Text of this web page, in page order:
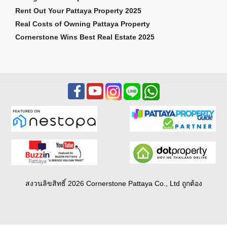
Rent Out Your Pattaya Property 2025
Real Costs of Owning Pattaya Property
Cornerstone Wins Best Real Estate 2025
สงวนลิขสิทธิ์ 2026 Cornerstone Pattaya Co., Ltd ถูกต้อง